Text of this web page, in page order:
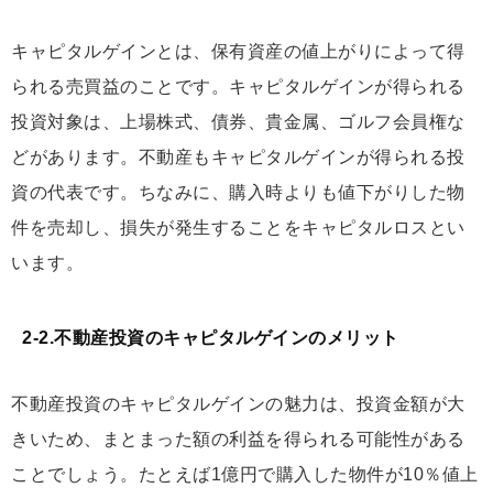
キャピタルゲインとは、保有資産の値上がりによって得
られる売買益のことです。キャピタルゲインが得られる
投資対象は、上場株式、債券、貴金属、ゴルフ会員権な
どがあります。不動産もキャピタルゲインが得られる投
資の代表です。ちなみに、購入時よりも値下がりした物
件を売却し、損失が発生することをキャピタルロスとい
います。
2-2.不動産投資のキャピタルゲインのメリット
不動産投資のキャピタルゲインの魅力は、投資金額が大
きいため、まとまった額の利益を得られる可能性がある
ことでしょう。たとえば1億円で購入した物件が10％値上